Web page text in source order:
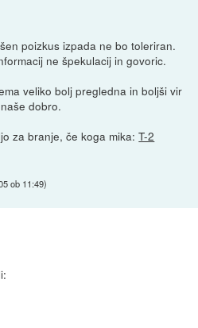
poizkus izpada ne bo toleriran.
ne špekulacij in govoric.
veliko bolj pregledna in boljši vir
dobro.
za branje, če koga mika:T-2
ob 11:49)